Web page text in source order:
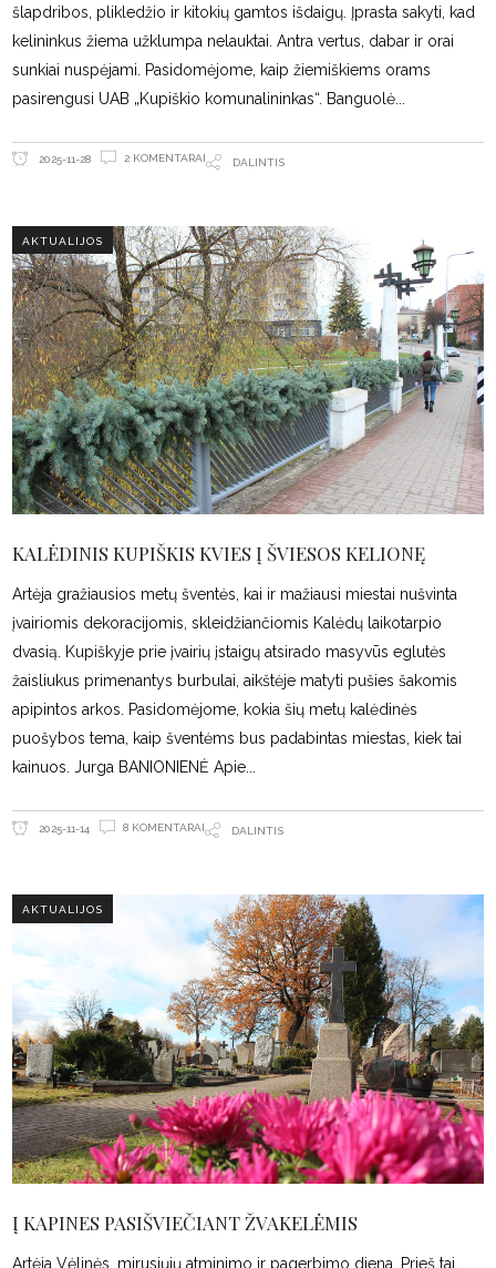
šlapdribos, plikledžio ir kitokių gamtos išdaigų. Įprasta sakyti, kad
kelininkus žiema užklumpa nelauktai. Antra vertus, dabar ir orai
sunkiai nuspėjami. Pasidomėjome, kaip žiemiškiems orams
pasirengusi UAB „Kupiškio komunalininkas“. Banguolė
2025-11-28 2 KOMENTARAI DALINTIS
AKTUALIJOS
KALĖDINIS KUPIŠKIS KVIES Į ŠVIESOS KELIONĘ
Artėja gražiausios metų šventės, kai ir mažiausi miestai nušvinta
įvairiomis dekoracijomis, skleidžiančiomis Kalėdų laikotarpio
dvasią. Kupiškyje prie įvairių įstaigų atsirado masyvūs eglutės
žaisliukus primenantys burbulai, aikštėje matyti pušies šakomis
apipintos arkos. Pasidomėjome, kokia šių metų kalėdinės
puošybos tema, kaip šventėms bus padabintas miestas, kiek tai
kainuos. Jurga BANIONIENĖ Apie
2025-11-14 8 KOMENTARAI DALINTIS
AKTUALIJOS
Į KAPINES PASIŠVIEČIANT ŽVAKELĖMIS
Artėja Vėlinės, mirusiųjų atminimo ir pagerbimo diena. Prieš tai